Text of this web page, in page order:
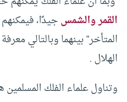
القمر والشمسجيدًا، فيمكنهم
المتأخر” بينهما وبالتالي
الهلال .
وتناول علماء الفلك المسلمين